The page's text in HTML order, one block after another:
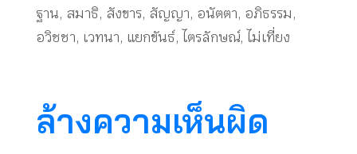
ฐาน, สมาธิ, สังขาร, สัญญา, อนัตตา, อภิธรรม,
อวิชชา, เวทนา, แยกขันธ์, ไตรลักษณ์, ไม่เที่ยง
ล้างความเห็นผิด